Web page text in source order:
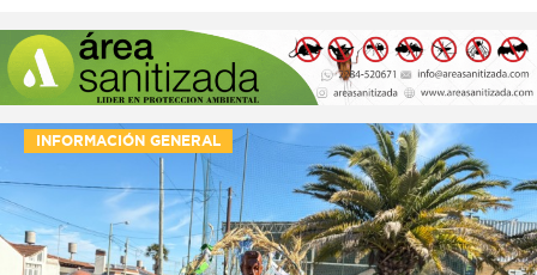
INFORMACIÓN GENERAL